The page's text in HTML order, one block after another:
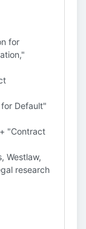
for
Default"
"Contract
Westlaw,
research